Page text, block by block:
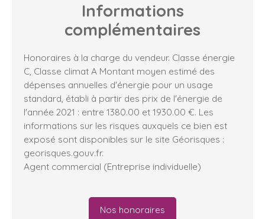
Informations
complémentaires
Honoraires à la charge du vendeur. Classe énergie
C, Classe climat A Montant moyen estimé des
dépenses annuelles d'énergie pour un usage
standard, établi à partir des prix de l'énergie de
l'année 2021 : entre 1380.00 et 1930.00 €. Les
informations sur les risques auxquels ce bien est
exposé sont disponibles sur le site Géorisques :
georisques.gouv.fr.
Agent commercial (Entreprise individuelle)
Nos honoraires